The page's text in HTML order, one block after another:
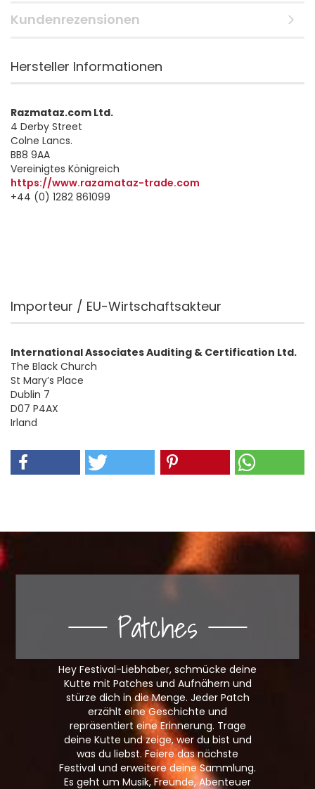
Kundenrezensionen
Hersteller Informationen
Razmataz.com Ltd.
4 Derby Street
Colne Lancs.
BB8 9AA
Vereinigtes Königreich
https://www.razamataz-trade.com
+44 (0) 1282 861099
Importeur / EU-Wirtschaftsakteur
International Associates Auditing & Certification Ltd.
The Black Church
St Mary’s Place
Dublin 7
D07 P4AX
Irland
Patches
Hey Festival-Liebhaber, schmücke deine
Kutte mit Patches und Aufnähern und
stürze dich in die Menge. Jeder Patch
erzählt eine Geschichte und
repräsentiert eine Erinnerung. Trage
deine Kutte und zeige, wer du bist und
was du liebst. Feiere das nächste
Festival und erweitere deine Sammlung.
Es geht um Musik, Freunde, Abenteuer